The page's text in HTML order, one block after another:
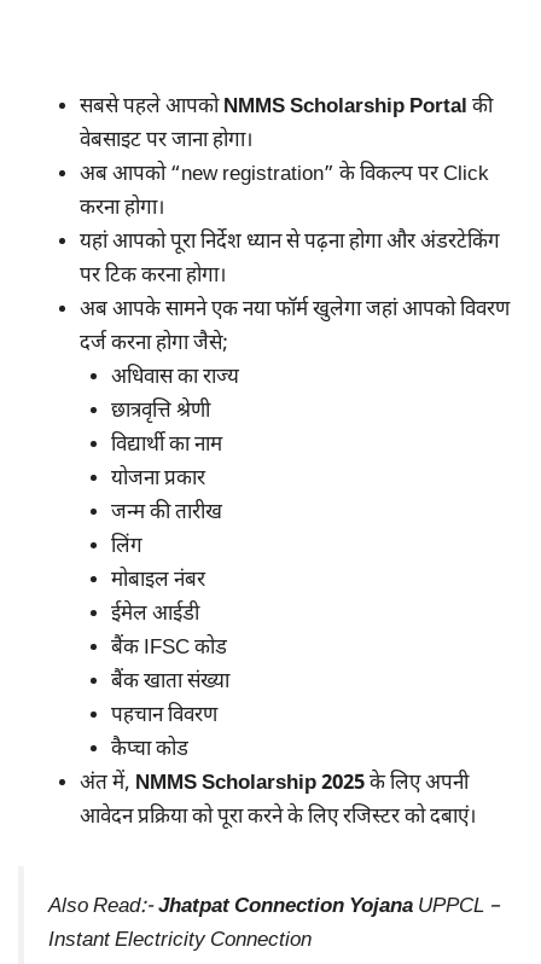
सबसे पहले आपकोNMMS Scholarship Portal की
वेबसाइट पर जाना होगा।
अब आपको “new registration” के विकल्प पर Click
करना होगा।
यहां आपको पूरा निर्देश ध्यान से पढ़ना होगा और अंडरटेकिंग
पर टिक करना होगा।
अब आपके सामने एक नया फॉर्म खुलेगा जहां आपको विवरण
दर्ज करना होगा जैसे;
अधिवास का राज्य
छात्रवृत्ति श्रेणी
विद्यार्थी का नाम
योजना प्रकार
जन्म की तारीख
लिंग
मोबाइल नंबर
ईमेल आईडी
बैंक IFSC कोड
बैंक खाता संख्या
पहचान विवरण
कैप्चा कोड
अंत में, NMMS Scholarship 2025के लिए अपनी
आवेदन प्रक्रिया को पूरा करने के लिए रजिस्टर को दबाएं।
Also Read:-Jhatpat Connection Yojana UPPCL –
Instant Electricity Connection